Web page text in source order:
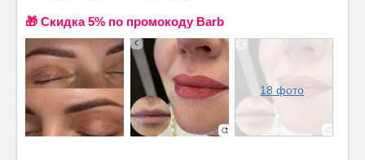
🎁 Cкидка 5% по промокоду Barb
18 фото